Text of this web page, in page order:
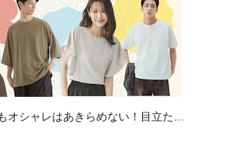
オシャレはあきらめない！目立たな
材の服をアウトレットで